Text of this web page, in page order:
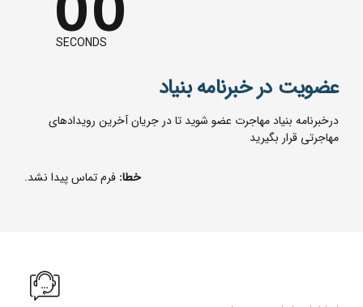
SECONDS
عضویت در خبرنامه بنیاد
درخبرنامه بنیاد مهاجرت عضو شوید تا در جریان آخرین رویدادهای
مهاجرتی قرار بگیرید
خطا: فرم تماس پیدا نشد.